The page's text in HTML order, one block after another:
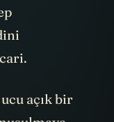
açık bir